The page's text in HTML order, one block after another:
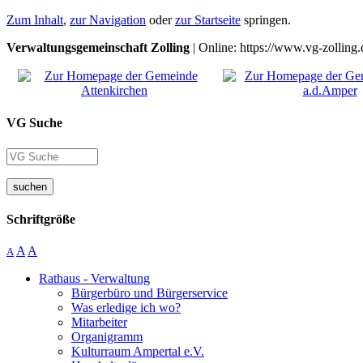
Zum Inhalt, zur Navigation oderzur Startseite springen.
Verwaltungsgemeinschaft Zolling | Online: https://www.vg-
VG Suche
suchen
Schriftgröße
A A A
Rathaus - Verwaltung
Bürgerbüro und Bürgerservice
Was erledige ich wo?
Mitarbeiter
Organigramm
Kulturraum Ampertal e.V.